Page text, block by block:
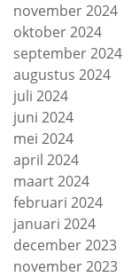
november 2024
oktober 2024
september 2024
augustus 2024
juli 2024
juni 2024
mei 2024
april 2024
maart 2024
februari 2024
januari 2024
december 2023
november 2023